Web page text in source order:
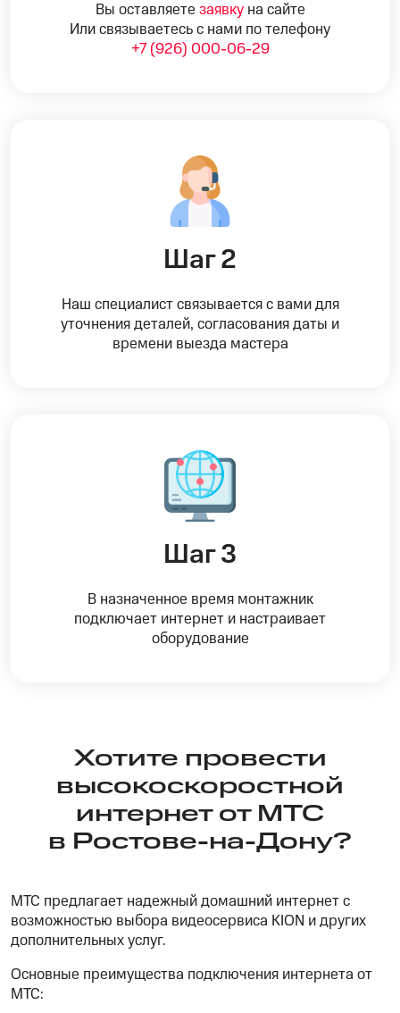
Вы оставляете заявкуна сайте
Или связываетесь с нами по телефону
+7 (926) 000-06-29
Шаг 2
Наш специалист связывается с вами для
уточнения деталей, согласования даты и
времени выезда мастера
Шаг 3
В назначенное время монтажник
подключает интернет и настраивает
оборудование
Хотите провести
высокоскоростной
интернет от МТС
в Ростове-на-Дону?
МТС предлагает надежный домашний интернет с
возможностью выбора видеосервиса KION и других
дополнительных услуг.
Основные преимущества подключения интернета от
МТС: